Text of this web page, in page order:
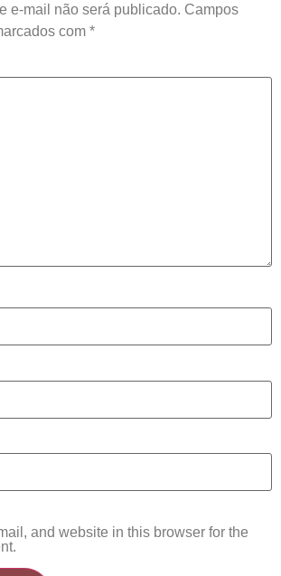
e-mail não será publicado. Campos
com *
and website in this browser for the